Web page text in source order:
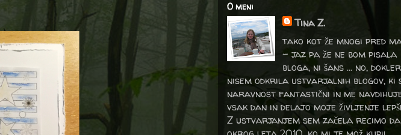
O meni
Tina Z.
tako kot že mnogi pred
- jaz pa že ne bom pisala
bloga, ni šans ... no, dokler
nisem odkrila ustvarjalnih blogov, ki
naravnost fantastični in me
vsak dan in delajo moje življenje
Z ustvarjanjem sem začela recimo da